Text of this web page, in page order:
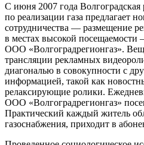
С июня 2007 года Волгоградская
по реализации газа предлагает
сотрудничества — размещениe
в местах высокой посещаемости
ООО «Волгоградрегионгаз».
трансляции рекламных
диагональю в совокупности с
информацией, такой как
релаксирующие ролики.
ООО «Волгоградрегионгаз»
Практический каждый житель
газоснабжения, приходит в